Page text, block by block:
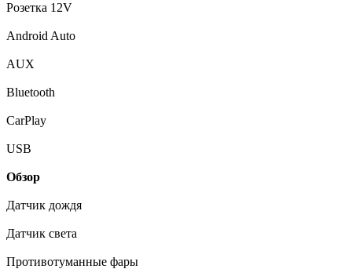
Розетка 12V
Android Auto
AUX
Bluetooth
CarPlay
USB
Обзор
Датчик дождя
Датчик света
Противотуманные фары